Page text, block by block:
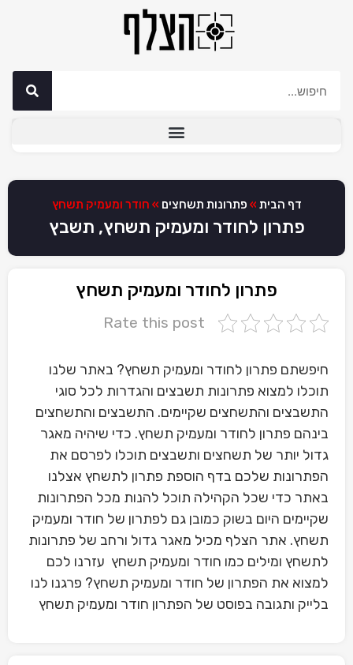
דף הבית » פתרונות תשחצים » חודר ומעמיק תשחץ
פתרון לחודר ומעמיק תשחץ, תשבץ
פתרון לחודר ומעמיק תשחץ
Rate this post
חיפשתם פתרון לחודר ומעמיק תשחץ? באתר שלנו
תוכלו למצוא פתרונות תשבצים והגדרות לכל סוגי
התשבצים והתשחצים שקיימים. התשבצים והתשחצים
בינהם פתרון לחודר ומעמיק תשחץ. כדי שיהיה מאגר
גדול יותר של תשחצים ותשבצים תוכלו לפרסם את
הפתרונות שלכם בדף הוספת פתרון לתשחץ אצלנו
באתר כדי שכל הקהילה תוכל להנות מכל הפתרונות
שקיימים היום בשוק כמובן גם לפתרון של חודר ומעמיק
תשחץ. אתר הצלף מכיל מאגר גדול ורחב של פתרונות
לתשחץ ומילים כמו חודר ומעמיק תשחץ עזרנו לכם
למצוא את הפתרון של חודר ומעמיק תשחץ? פרגנו לנו
בלייק ותגובה בפוסט של הפתרון חודר ומעמיק תשחץ